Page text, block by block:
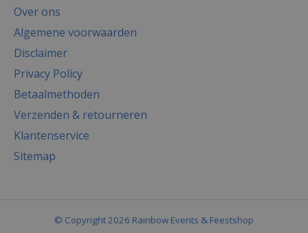
Over ons
Algemene voorwaarden
Disclaimer
Privacy Policy
Betaalmethoden
Verzenden & retourneren
Klantenservice
Sitemap
© Copyright 2026 Rainbow Events & Feestshop